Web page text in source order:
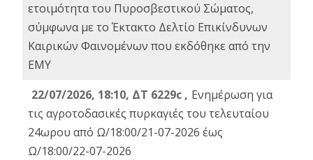
ετοιμότητα του Πυροσβεστικού Σώματος,
σύμφωνα με το Έκτακτο Δελτίο Επικίνδυνων
Καιρικών Φαινομένων που εκδόθηκε από την
ΕΜΥ
22/07/2026, 18:10, ΔΤ 6229c , Ενημέρωση για
τις αγροτοδασικές πυρκαγιές του τελευταίου
24ωρου από Ω/18:00/21-07-2026 έως
Ω/18:00/22-07-2026